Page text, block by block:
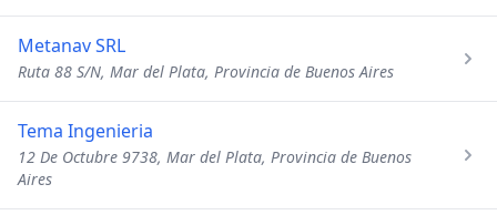
Metanav SRL
Ruta 88 S/N, Mar del Plata, Provincia de Buenos Aires
Tema Ingenieria
12 De Octubre 9738, Mar del Plata, Provincia de Buenos
Aires